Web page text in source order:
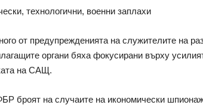
технологични, военни заплахи
от предупрежденията на служителите на
органи бяха фокусирани върху
на САЩ.
броят на случаите на икономически